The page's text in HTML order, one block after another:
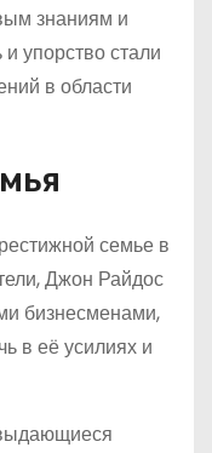
знаниям и
упорство стали
в области
семье в
Джон Райдос
бизнесменами,
в её усилиях и